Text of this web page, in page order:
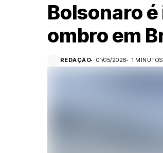
Bolsonaro
ombro em
REDAÇÃO 01/05/2026 1